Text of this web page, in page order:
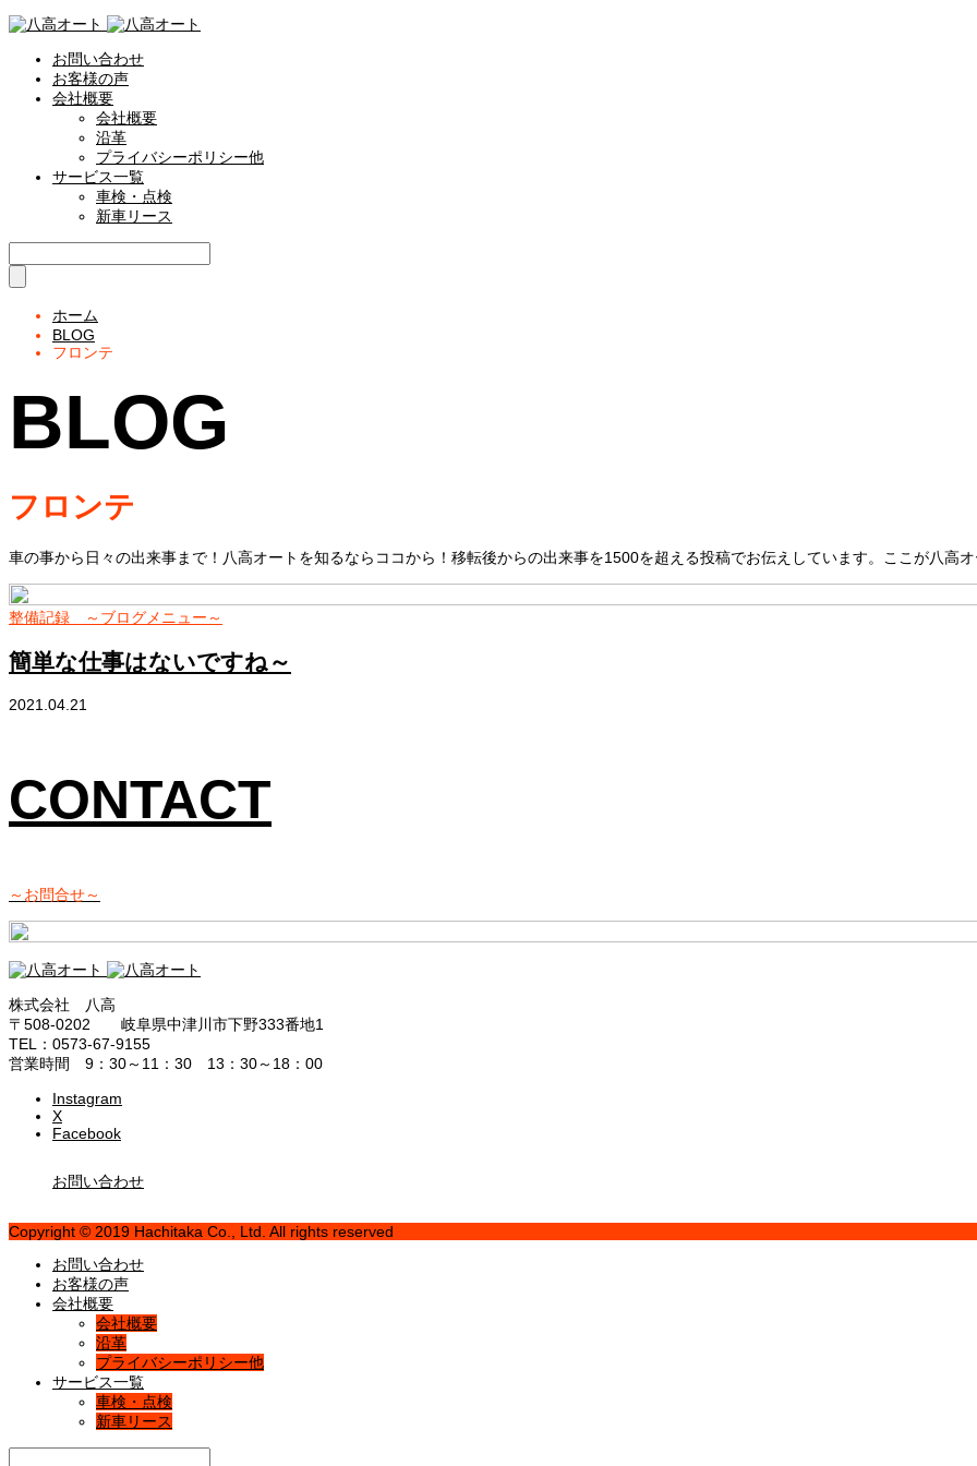
お問い合わせ
お客様の声
会社概要
会社概要
沿革
プライバシーポリシー他
サービス一覧
車検・点検
新車リース
ホーム
BLOG
フロンテ
BLOG
フロンテ
車の事から日々の出来事まで！八高オートを知るならココから！移転後からの出来事を1500を超える投稿でお伝えしています。ここが八高オ
整備記録 ～ブログメニュー～
簡単な仕事はないですね～
2021.04.21
CONTACT
～お問合せ～
株式会社 八高
〒508-0202 岐阜県中津川市下野333番地1
TEL：0573-67-9155
営業時間 9：30～11：30 13：30～18：00
Instagram
X
Facebook
お問い合わせ
Copyright © 2019 Hachitaka Co., Ltd. All rights reserved
お問い合わせ
お客様の声
会社概要
会社概要
沿革
プライバシーポリシー他
サービス一覧
車検・点検
新車リース